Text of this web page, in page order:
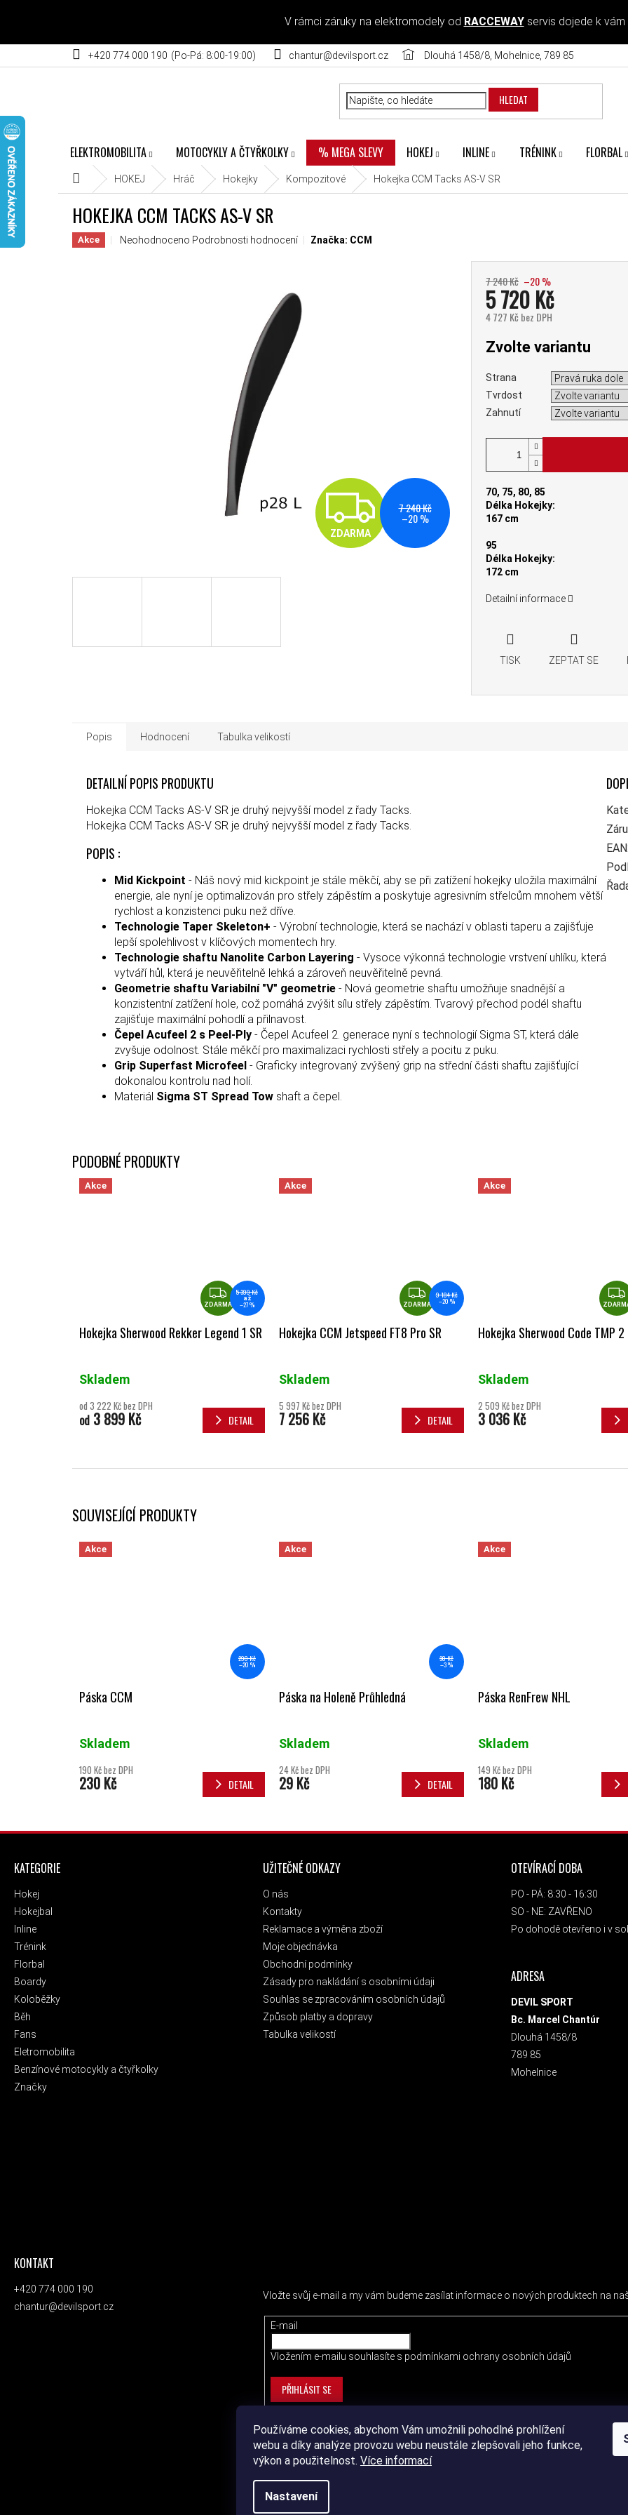
Používáme cookies, abychom Vám umožnili pohodlné prohlížení
webu a díky analýze provozu webu neustále zlepšovali jeho funkce,
výkon a použitelnost. Více informací
Nastavení
V rámci záruky na elektromodely od RACCEWAYservis dojede k vám
+420 774 000 190 chantur@devilsport.cz Dlouhá 1458/8, Mohelnice, 789 85
HLEDAT
ELEKTROMOBILITA MOTOCYKLY A ČTYŘKOLKY % MEGA SLEVY HOKEJ INLINE TRÉNINK FLORBAL
Domů HOKEJ Hráč Hokejky Kompozitové Hokejka CCM Tacks AS-V SR
HOKEJKA CCM TACKS AS-V SR
Akce Průměrné hodnocení produktu je 0,0 z 5 hvězdiček.
Neohodnoceno Podrobnosti hodnocení Značka: CCM
ZDARMA
ZDARMA
7 240 Kč
–20 %
7 240 Kč –20 %
5 720 Kč
4 727 Kč bez DPH
Zvolte variantu
Strana
Tvrdost
Zahnutí
70, 75, 80, 85
Délka Hokejky:
167 cm
95
Délka Hokejky:
172 cm
Detailní informace
TISK ZEPTAT SE
SOUVISEJÍCÍ PRODUKTY
Akce
290 Kč
–20 %
Páska CCM
Skladem
190 Kč bez DPH
230 Kč DETAIL
Akce
30 Kč
–3 %
Páska na Holeně Průhledná
Skladem
24 Kč bez DPH
29 Kč DETAIL
Akce
Páska RenFrew NHL
Skladem
149 Kč bez DPH
180 Kč
Popis Hodnocení Tabulka velikostí
DETAILNÍ POPIS PRODUKTU
Hokejka CCM Tacks AS-V SR je druhý nejvyšší model z řady Tacks.
Hokejka CCM Tacks AS-V SR je druhý nejvyšší model z řady Tacks.
POPIS :
Mid Kickpoint - Náš nový mid kickpoint je stále měkčí, aby se při zatížení hokejky uložila maximální
energie, ale nyní je optimalizován pro střely zápěstím a poskytuje agresivním střelcům mnohem větší
rychlost a konzistenci puku než dříve.
Technologie Taper Skeleton+ - Výrobní technologie, která se nachází v oblasti taperu a zajišťuje
lepší spolehlivost v klíčových momentech hry.
Technologie shaftu Nanolite Carbon Layering - Vysoce výkonná technologie vrstvení uhlíku, která
vytváří hůl, která je neuvěřitelně lehká a zároveň neuvěřitelně pevná.
Geometrie shaftu Variabilní "V" geometrie - Nová geometrie shaftu umožňuje snadnější a
konzistentní zatížení hole, což pomáhá zvýšit sílu střely zápěstím. Tvarový přechod podél shaftu
zajišťuje maximální pohodlí a přilnavost.
Čepel Acufeel 2 s Peel-Ply - Čepel Acufeel 2. generace nyní s technologií Sigma ST, která dále
zvyšuje odolnost. Stále měkčí pro maximalizaci rychlosti střely a pocitu z puku.
Grip Superfast Microfeel - Graficky integrovaný zvýšený grip na střední části shaftu zajišťující
dokonalou kontrolu nad holí.
Materiál Sigma ST Spread Tow shaft a čepel.
EAN:
Akce
ZDARMA
ZDARMA
5 399 Kč
až
–27 %
Hokejka Sherwood Rekker Legend 1 SR
Skladem
od 3 222 Kč bez DPH
od 3 899 Kč DETAIL
Akce
ZDARMA
ZDARMA
9 184 Kč
–20 %
Hokejka CCM Jetspeed FT8 Pro SR
Skladem
5 997 Kč bez DPH
7 256 Kč DETAIL
Akce
Hokejka Sherwood Code TMP 2
Skladem
2 509 Kč bez DPH
3 036 Kč
ZÁPATÍ
KATEGORIE
Hokej
Hokejbal
Inline
Trénink
Florbal
Boardy
Koloběžky
Běh
Fans
Eletromobilita
Benzínové motocykly a čtyřkolky
Značky
UŽITEČNÉ ODKAZY
O nás
Kontakty
Reklamace a výměna zboží
Moje objednávka
Obchodní podmínky
Zásady pro nakládání s osobními údaji
Souhlas se zpracováním osobních údajů
Způsob platby a dopravy
Tabulka velikostí
OTEVÍRACÍ DOBA
PO - PÁ: 8:30 - 16:30
SO - NE: ZAVŘENO
Po dohodě otevřeno i v
ADRESA
DEVIL SPORT
Bc. Marcel Chantúr
Dlouhá 1458/8
789 85
Mohelnice
KONTAKT
+420 774 000 190
chantur@devilsport.cz
Vložte svůj e-mail a my vám budeme zasílat informace o nových produktech na
E-mail
Vložením e-mailu souhlasíte s podmínkami ochrany osobních údajů
PŘIHLÁSIT SE